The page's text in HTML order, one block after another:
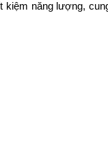
năng lượng,